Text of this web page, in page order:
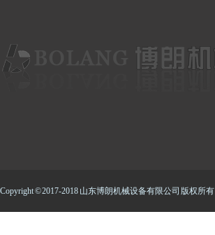
Copyright © 2017-2018 山东博朗机械设备有限公司 版权所有